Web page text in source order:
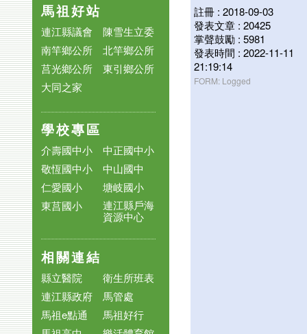
馬祖好站
連江縣議會
陳雪生立委
南竿鄉公所
北竿鄉公所
莒光鄉公所
東引鄉公所
大同之家
學校專區
介壽國中小
中正國中小
敬恆國中小
中山國中
仁愛國小
塘岐國小
東莒國小
連江縣戶海
資源中心
相關連結
縣立醫院
衛生所班表
連江縣政府
馬管處
馬祖e點通
馬祖好行
註冊 : 2018-09-03
發表文章 : 20425
掌聲鼓勵 : 5981
發表時間 : 2022-11-11
21:19:14
FORM: Logged